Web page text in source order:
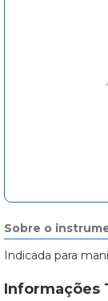
Sobre o
Indicada para
Informações